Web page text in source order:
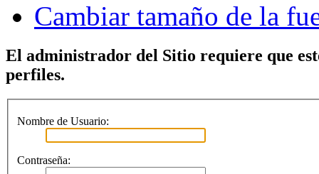
Cambiar tamaño de la
El administrador del Sitio requiere que
perfiles.
Nombre de Usuario:
Contraseña: